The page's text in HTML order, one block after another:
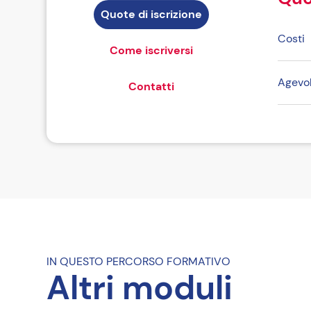
Quote di iscrizione
Come iscriversi
Contatti
Costi
IN QUESTO PERCORSO FORMATIVO
Altri moduli